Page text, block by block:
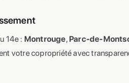
14e : Montrouge, Parc-de-
votre copropriété avec